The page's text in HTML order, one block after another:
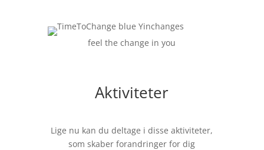
feel the change in you
Aktiviteter
Lige nu kan du deltage i disse aktiviteter,
som skaber forandringer for dig